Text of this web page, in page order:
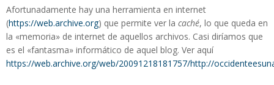
Afortunadamente hay una herramienta en internet
(https://web.archive.org) que permite ver la caché, lo que queda en
la «memoria» de internet de aquellos archivos. Casi diríamos que
es el «fantasma» informático de aquel blog. Ver aquí
https://web.archive.org/web/20091218181757/http://